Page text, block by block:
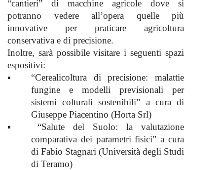
“cantieri” di macchine agricole dove si
potranno vedere all’opera quelle più
innovative per praticare agricoltura
conservativa e di precisione.
Inoltre, sarà possibile visitare i seguenti spazi
espositivi:
▪
“Cerealicoltura di precisione: malattie
fungine e modelli previsionali per
sistemi colturali sostenibili” a cura di
Giuseppe Piacentino (Horta Srl)
▪
“Salute del Suolo: la valutazione
comparativa dei parametri fisici”a cura
di Fabio Stagnari (Università degli Studi
di Teramo)